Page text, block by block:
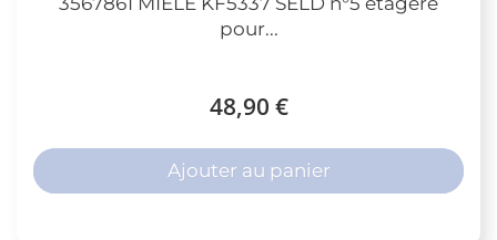
pour...
48,90 €
Ajouter au panier